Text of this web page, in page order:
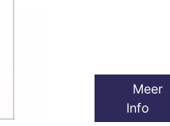
Meer
Info